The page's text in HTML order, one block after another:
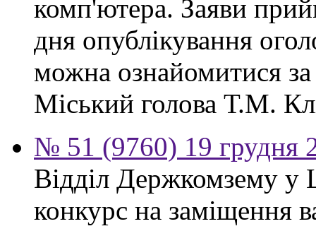
комп'ютера. Заяви
дня опублікування
можна ознайомитися
Міський голова Т.М.
№ 51 (9760) 19 грудня
Відділ Держкомзему у
конкурс на заміщення